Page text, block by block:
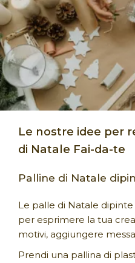
Le nostre idee per
di Natale Fai-da-te
Palline di Natale
Le palle di Natale
per esprimere la tua
motivi, aggiungere
Prendi una pallina di